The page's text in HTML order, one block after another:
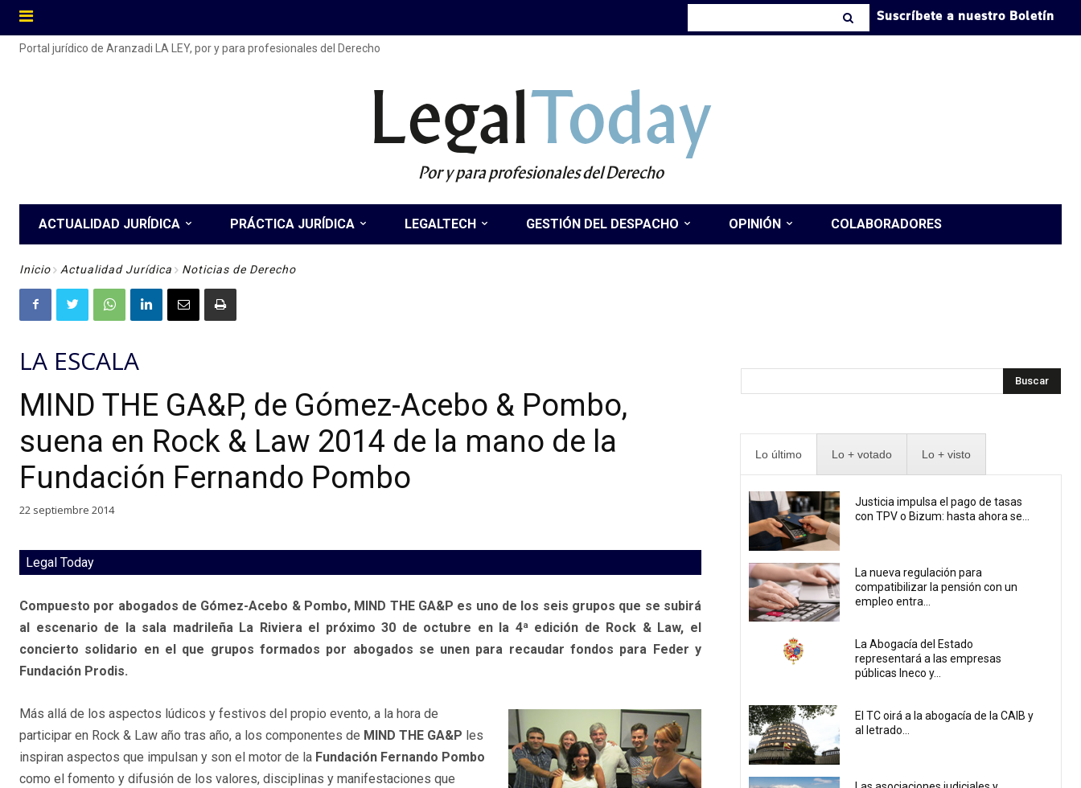
Suscríbete a nuestro Boletín
Portal jurídico de Aranzadi LA LEY, por y para profesionales del Derecho
LegalToday
Por y para profesionales del Derecho
ACTUALIDAD JURÍDICA PRÁCTICA JURÍDICA LEGALTECH GESTIÓN DEL DESPACHO OPINIÓN COLABORADORES
Inicio Actualidad Jurídica Noticias de Derecho
LA ESCALA
MIND THE GA&P, de Gómez-Acebo & Pombo,
suena en Rock & Law 2014 de la mano de la
Fundación Fernando Pombo
22 septiembre 2014
Legal Today
Compuesto por abogados de Gómez-Acebo & Pombo, MIND THE GA&P es uno de los seis grupos que se subirá
al escenario de la sala madrileña La Riviera el próximo 30 de octubre en la 4ª edición de Rock & Law, el
concierto solidario en el que grupos formados por abogados se unen para recaudar fondos para Feder y
Fundación Prodis.
Más allá de los aspectos lúdicos y festivos del propio evento, a la hora de
participar en Rock & Law año tras año, a los componentes de MIND THE GA&P les
inspiran aspectos que impulsan y son el motor de la Fundación Fernando Pombo
como el fomento y difusión de los valores, disciplinas y manifestaciones que
Buscar
Lo último Lo + votado Lo + visto
Justicia impulsa el pago de tasas
con TPV o Bizum: hasta ahora se...
La nueva regulación para
compatibilizar la pensión con un
empleo entra...
La Abogacía del Estado
representará a las empresas
públicas Ineco y...
El TC oirá a la abogacía de la CAIB y
al letrado...